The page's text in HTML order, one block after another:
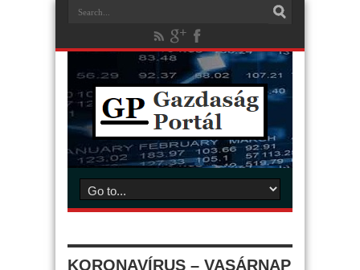
KORONAVÍRUS – VASÁRNAP